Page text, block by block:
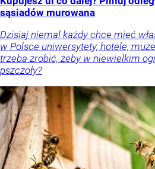
sąsiadów murowana
Dzisiaj niemal każdy chce mieć
w Polsce uniwersytety, hotele,
trzeba zrobić, żeby w niewielkim
pszczoły?